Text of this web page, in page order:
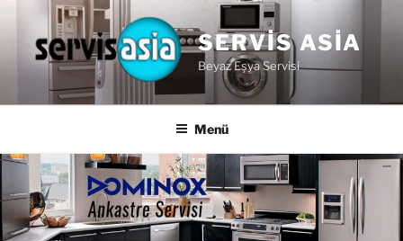
SERVIS ASIA
Beyaz Eşya Servisi
Menü